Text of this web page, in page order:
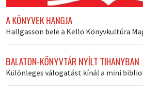
A KÖNYVEK HANGJA
Hallgasson bele a Kello Könyvkultúra
BALATON-KÖNYVTÁR NYÍLT TIHANYBAN
Különleges válogatást kínál a mini